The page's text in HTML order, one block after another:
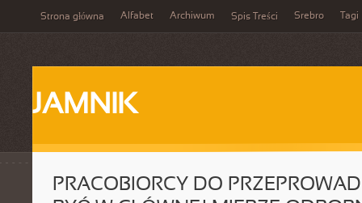
Strona główna Alfabet Archiwum Spis Treści Srebro Tagi
JAMNIK
PRACOBIORCY DO